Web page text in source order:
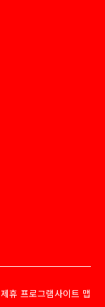
제휴 프로그램사이트 맵